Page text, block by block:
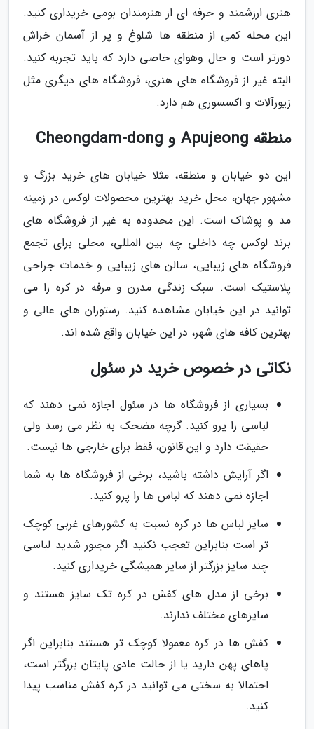
هنری ارزشمند و حرفه ای از هنرمندان بومی خریداری کنید.
این محله کمی از منطقه ها شلوغ و پر از آسمان خراش
دورتر است و حال وهوای خاصی دارد که باید تجربه کنید.
البته غیر از فروشگاه های هنری، فروشگاه های دیگری مثل
زیورآلات و اکسسوری هم دارد.
منطقه Apujeong و Cheongdam-dong
این دو خیابان و منطقه، مثلا خیابان های خرید بزرگ و
مشهور جهان، محل خرید بهترین محصولات لوکس در زمینه
مد و پوشاک است. این محدوده به غیر از فروشگاه های
برند لوکس چه داخلی چه بین المللی، محلی برای تجمع
فروشگاه های زیبایی، سالن های زیبایی و خدمات جراحی
پلاستیک است. سبک زندگی مدرن و مرفه در کره را می
توانید در این خیابان مشاهده کنید. رستوران های عالی و
بهترین کافه های شهر، در این خیابان واقع شده اند.
نکاتی در خصوص خرید در سئول
بسیاری از فروشگاه ها در سئول اجازه نمی دهند که
لباسی را پرو کنید. گرچه مضحک به نظر می رسد ولی
حقیقت دارد و این قانون، فقط برای خارجی ها نیست.
اگر آرایش داشته باشید، برخی از فروشگاه ها به شما
اجازه نمی دهند که لباس ها را پرو کنید.
سایز لباس ها در کره نسبت به کشورهای غربی کوچک
تر است بنابراین تعجب نکنید اگر مجبور شدید لباسی
چند سایز بزرگتر از سایز همیشگی خریداری کنید.
برخی از مدل های کفش در کره تک سایز هستند و
سایزهای مختلف ندارند.
کفش ها در کره معمولا کوچک تر هستند بنابراین اگر
پاهای پهن دارید یا از حالت عادی پایتان بزرگتر است،
احتمالا به سختی می توانید در کره کفش مناسب پیدا
کنید.